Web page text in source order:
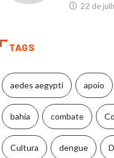
22 de
TAGS
aedes aegypti apoio
bahia combate
Cultura dengue